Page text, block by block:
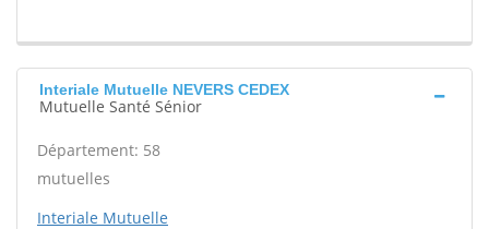
Interiale Mutuelle NEVERS CEDEX
Mutuelle Santé Sénior
Département: 58
mutuelles
Interiale Mutuelle